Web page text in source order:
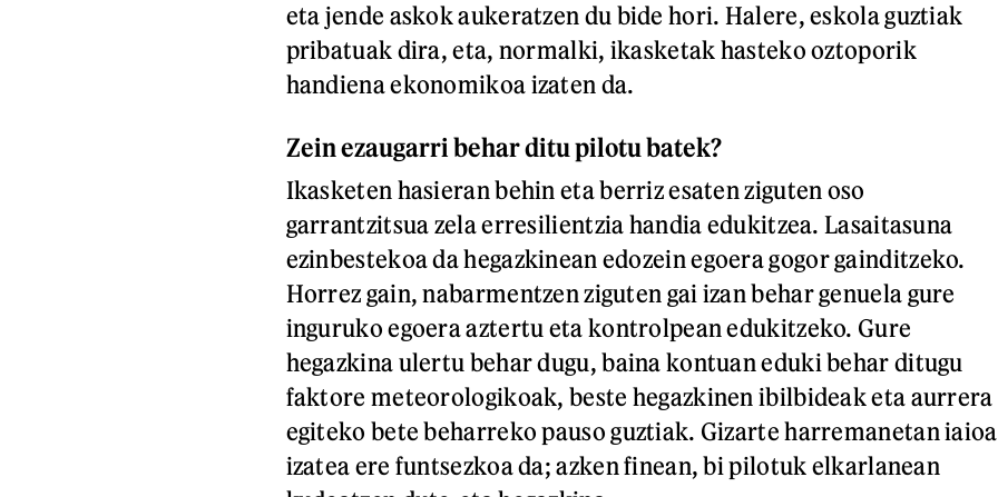
eta jende askok aukeratzen du bide hori. Halere, eskola guztiak
pribatuak dira, eta, normalki, ikasketak hasteko oztoporik
handiena ekonomikoa izaten da.
Zein ezaugarri behar ditu pilotu batek?
Ikasketen hasieran behin eta berriz esaten ziguten oso
garrantzitsua zela erresilientzia handia edukitzea. Lasaitasuna
ezinbestekoa da hegazkinean edozein egoera gogor gainditzeko.
Horrez gain, nabarmentzen ziguten gai izan behar genuela gure
inguruko egoera aztertu eta kontrolpean edukitzeko. Gure
hegazkina ulertu behar dugu, baina kontuan eduki behar ditugu
faktore meteorologikoak, beste hegazkinen ibilbideak eta aurrera
egiteko bete beharreko pauso guztiak. Gizarte harremanetan iaioa
izatea ere funtsezkoa da; azken finean, bi pilotuk elkarlanean